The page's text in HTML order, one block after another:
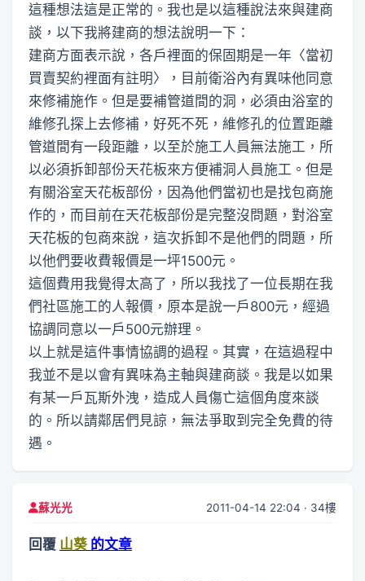
這種想法這是正常的。我也是以這種說法來與建商
談，以下我將建商的想法說明一下：
建商方面表示說，各戶裡面的保固期是一年〈當初
買賣契約裡面有註明〉，目前衛浴內有異味他同意
來修補施作。但是要補管道間的洞，必須由浴室的
維修孔探上去修補，好死不死，維修孔的位置距離
管道間有一段距離，以至於施工人員無法施工，所
以必須拆卸部份天花板來方便補洞人員施工。但是
有關浴室天花板部份，因為他們當初也是找包商施
作的，而目前在天花板部份是完整沒問題，對浴室
天花板的包商來說，這次拆卸不是他們的問題，所
以他們要收費報價是一坪1500元。
這個費用我覺得太高了，所以我找了一位長期在我
們社區施工的人報價，原本是說一戶800元，經過
協調同意以一戶500元辦理。
以上就是這件事情協調的過程。其實，在這過程中
我並不是以會有異味為主軸與建商談。我是以如果
有某一戶瓦斯外洩，造成人員傷亡這個角度來談
的。所以請鄰居們見諒，無法爭取到完全免費的待
遇。
蘇光光 2011-04-14 22:04 · 34樓
回覆 山葵 的文章